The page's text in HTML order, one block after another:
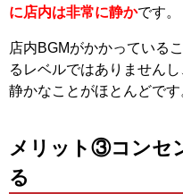
に店内は非常に静かです。
店内BGMがかかっている
るレベルではありません
静かなことがほとんどです
メリット③コンセ
る